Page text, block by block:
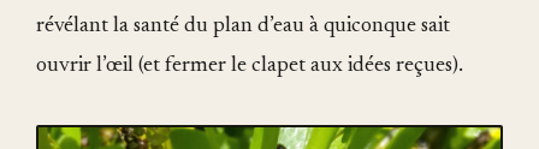
révélant la santé du plan d’eau à quiconque sait
ouvrir l’œil (et fermer le clapet aux idées reçues).